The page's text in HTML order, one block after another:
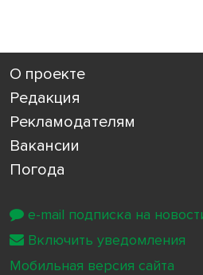
О проекте
Редакция
Рекламодателям
Вакансии
Погода
e-mail подписка на
Включить уведомления
Мобильная версия сайта